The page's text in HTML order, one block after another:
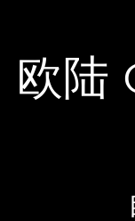
欧陆